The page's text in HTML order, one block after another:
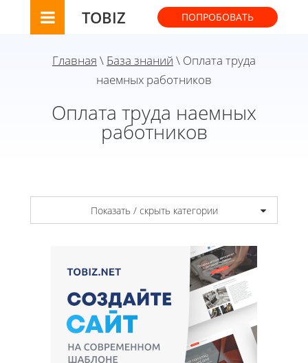
TOBIZ ПОПРОБОВАТЬ
Главная \ База знаний \ Оплата труда
наемных работников
Оплата труда наемных
работников
Показать / скрыть категории